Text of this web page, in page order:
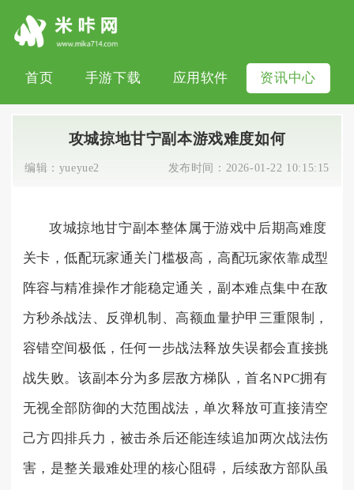
首页 手游下载 应用软件 资讯中心
攻城掠地甘宁副本游戏难度如何
编辑： yueyue2 发布时间： 2026-01-22 10:15:15
攻城掠地甘宁副本整体属于游戏中后期高难度
关卡，低配玩家通关门槛极高，高配玩家依靠成型
阵容与精准操作才能稳定通关，副本难点集中在敌
方秒杀战法、反弹机制、高额血量护甲三重限制，
容错空间极低，任何一步战法释放失误都会直接挑
战失败。该副本分为多层敌方梯队，首名NPC拥有
无视全部防御的大范围战法，单次释放可直接清空
己方四排兵力，被击杀后还能连续追加两次战法伤
害，是整关最难处理的核心阻碍，后续敌方部队虽